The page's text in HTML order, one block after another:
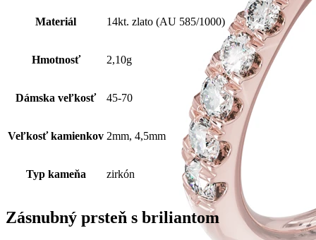
Materiál 14kt. zlato (AU 585/1000)
Hmotnosť 2,10g
Dámska veľkosť 45-70
Veľkosť kamienkov 2mm, 4,5mm
Typ kameňa zirkón
Zásnubný prsteň s briliantom